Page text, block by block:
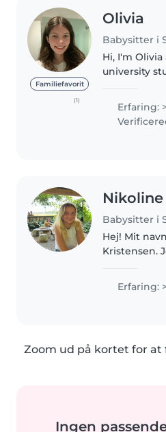
Familiefavorit
(1)
Olivia
Babysitter i
Hi, I'm Olivia
university
english and
and
babysitting
Erfaring:
Nikoline
Babysitter i
Hej! Mit navn er Nikoline
Kristensen.
uddannelse i
altid været
stor
Erfaring:
Zoom ud på kortet for at
Ingen